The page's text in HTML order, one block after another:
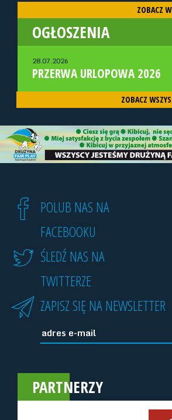
ZOBACZ
OGŁOSZENIA
28.07.2026
PRZERWA URLOPOWA 2026
ZOBACZ
POLUB NAS NA
FACEBOOKU
ŚLEDŹ NAS NA
TWITTERZE
ZAPISZ SIĘ NA NEWSLETTER
PARTNERZY